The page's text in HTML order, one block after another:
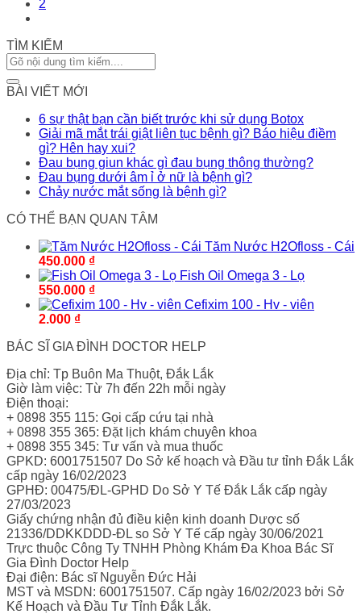
2
TÌM KIẾM
BÀI VIẾT MỚI
6 sự thật bạn cần biết trước khi sử dụng Botox
Giải mã mắt trái giật liên tục bệnh gì? Báo hiệu điềm
gì? Hên hay xui?
Đau bụng giun khác gì đau bụng thông thường?
Đau bụng dưới âm ỉ ở nữ là bệnh gì?
Chảy nước mắt sống là bệnh gì?
CÓ THỂ BẠN QUAN TÂM
Tăm Nước H2Ofloss - Cái
450.000 ₫
Fish Oil Omega 3 - Lọ
550.000 ₫
Cefixim 100 - Hv - viên
2.000 ₫
BÁC SĨ GIA ĐÌNH DOCTOR HELP
Địa chỉ: Tp Buôn Ma Thuột, Đắk Lắk
Giờ làm việc: Từ 7h đến 22h mỗi ngày
Điện thoại:
+ 0898 355 115: Gọi cấp cứu tại nhà
+ 0898 355 365: Đặt lịch khám chuyên khoa
+ 0898 355 345: Tư vấn và mua thuốc
GPKD: 6001751507 Do Sở kế hoạch và Đầu tư tỉnh Đắk Lắk
cấp ngày 16/02/2023
GPHĐ: 00475/ĐL-GPHD Do Sở Y Tế Đắk Lắk cấp ngày
27/03/2023
Giấy chứng nhận đủ điều kiện kinh doanh Dược số
21336/DDKKDDD-ĐL so Sở Y Tế cấp ngày 30/06/2021
Trực thuộc Công Ty TNHH Phòng Khám Đa Khoa Bác Sĩ
Gia Đình Doctor Help
Đại điện: Bác sĩ Nguyễn Đức Hải
MST và MSDN: 6001751507. Cấp ngày 16/02/2023 bởi Sở
Kế Hoạch và Đầu Tư Tỉnh Đắk Lắk.